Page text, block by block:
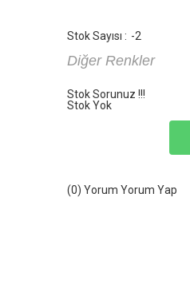
Stok Sayısı : -2
Diğer Renkler
Stok Sorunuz !!!
Stok Yok
(0) Yorum Yorum Yap